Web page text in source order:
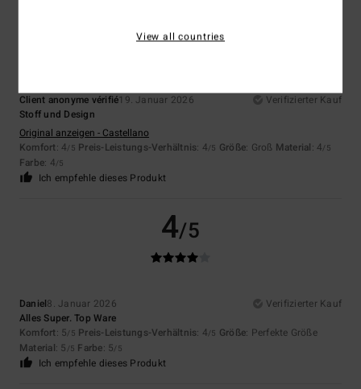
4/5
Client anonyme vérifié19. Januar 2026
Verifizierter Kauf
Stoff und Design
Original anzeigen - Castellano
Komfort: 4/5 Preis-Leistungs-Verhältnis: 4/5 Größe: Groß Material: 4/5
Farbe: 4/5
Ich empfehle dieses Produkt
4/5
Daniel8. Januar 2026
Verifizierter Kauf
Alles Super. Top Ware
Komfort: 5/5 Preis-Leistungs-Verhältnis: 4/5 Größe: Perfekte Größe
Material: 5 /5 Farbe: 5/5
Ich empfehle dieses Produkt
View all countries